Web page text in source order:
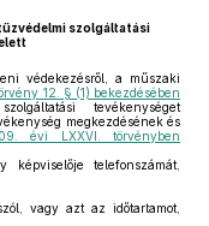
szolgáltatási
védekezésről, a műszaki
12. § (1) bekezdésében
tevékenységet
megkezdésének és
évi LXXVI. törvényben
képviselője telefonszámát,
vagy azt az időtartamot,